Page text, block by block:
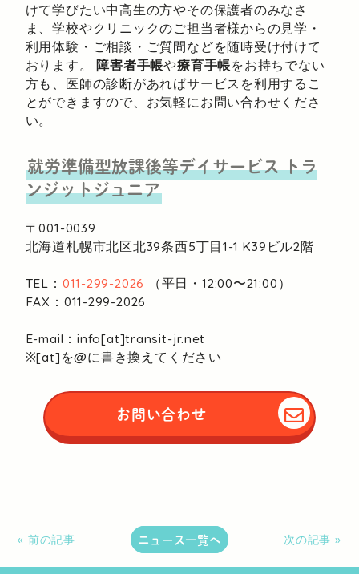
けて学びたい中高生の方やその保護者のみなさ
ま、学校やクリニックのご担当者様からの見学・
利用体験・ご相談・ご質問などを随時受け付けて
おります。障害者手帳や療育手帳をお持ちでない
方も、医師の診断があればサービスを利用するこ
とができますので、お気軽にお問い合わせくださ
い。
就労準備型放課後等デイサービストラ
ンジットジュニア
〒001-0039
北海道札幌市北区北39条西5丁目1-1 K39ビル2階
TEL： 011-299-2026
（平日・12:00〜21:00）
FAX：011-299-2026
E-mail：info[at]transit-jr.net
※[at]を@に書き換えてください
お問い合わせ
« 前の記事 ニュース一覧へ 次の記事 »